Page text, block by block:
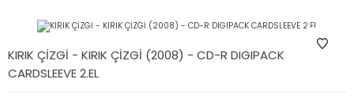
KIRIK ÇİZGİ - KIRIK ÇİZGİ (2008) - CD-R DIGIPACK
CARDSLEEVE 2.EL